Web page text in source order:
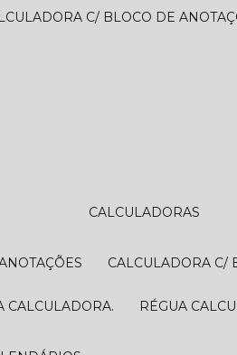
C/ BLOCO DE
CALCULADORAS
CALCULADORA
CALCULADORA. RÉGUA